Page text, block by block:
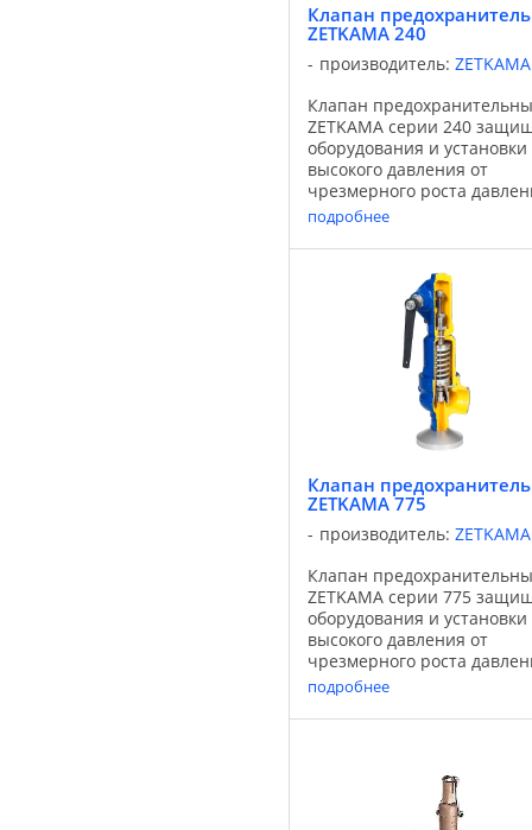
Клапан
ZETKAMA 240
производитель: ZETKAMA
Клапан
ZETKAMA серии 240
оборудования и установки
высокого давления от
чрезмерного роста
выше предельного
случае, когда вызванное
давлением усилие нажима,
действующего на тарелку
равно или более ...
подробнее
Клапан
ZETKAMA 775
производитель: ZETKAMA
Клапан
ZETKAMA серии 775
оборудования и установки
высокого давления от
чрезмерного роста
выше предельного
случае, когда вызванное
давлением усилие нажима,
подробнее